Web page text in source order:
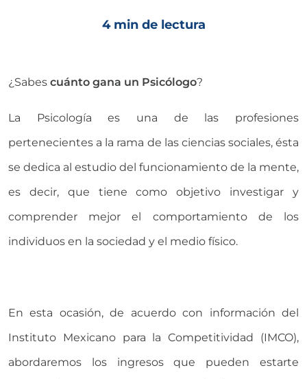
4 min de lectura
¿Sabes cuánto gana un Psicólogo?
La Psicología es una de las profesiones
pertenecientes a la rama de las ciencias sociales, ésta
se dedica al estudio del funcionamiento de la mente,
es decir, que tiene como objetivo investigar y
comprender mejor el comportamiento de los
individuos en la sociedad y el medio físico.
En esta ocasión, de acuerdo con información del
Instituto Mexicano para la Competitividad (IMCO),
abordaremos los ingresos que pueden estarte